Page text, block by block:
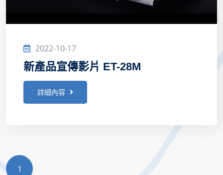
2022-10-17
新產品宣傳影片 ET-28M
詳細內容
1